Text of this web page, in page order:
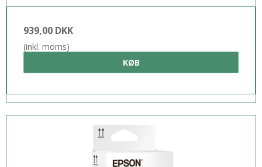
Nem, problemfri opsætning
939,00 DKK
(inkl. moms)
KØB